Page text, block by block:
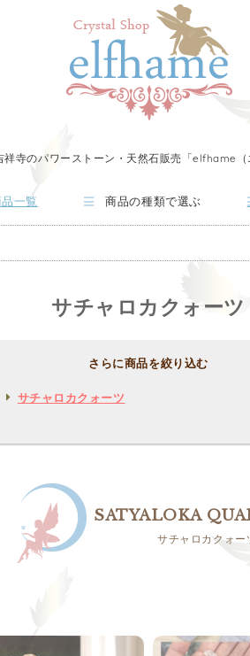
祥寺のパワーストーン・天然石販売「elfhame（
一覧 商品の種類で選ぶ
サチャロカクォーツ
さらに商品を絞り込む
サチャロカクォーツ
SATYALOKA
サチャロカクォー